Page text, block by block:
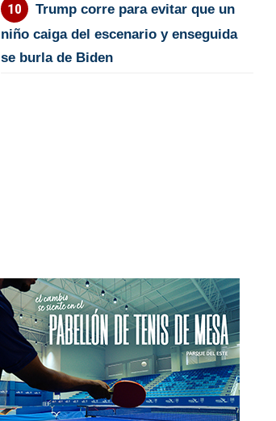
Trump corre para evitar que un
niño caiga del escenario y enseguida
se burla de Biden